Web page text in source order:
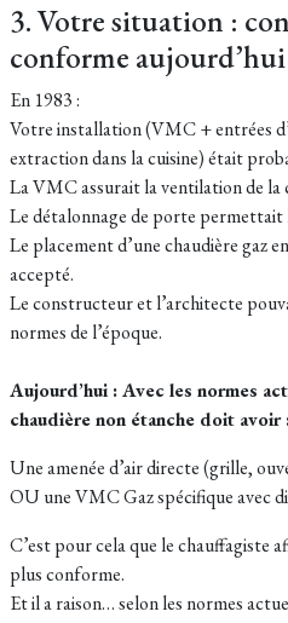
3. Votre situation :
conforme aujourd’hui
En 1983 :
Votre installation (VMC + entrées
extraction dans la cuisine) était
La VMC assurait la ventilation de la
Le détalonnage de porte permettait
Le placement d’une chaudière gaz
accepté.
Le constructeur et l’architecte
normes de l’époque.
Aujourd’hui : Avec les normes
chaudière non étanche doit avoir
Une amenée d’air directe (grille,
OU une VMC Gaz spécifique avec
C’est pour cela que le chauffagiste
plus conforme.
Et il a raison… selon les normes